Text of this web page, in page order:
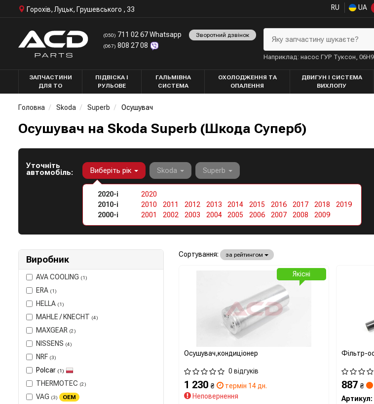
Горохів, Луцьк, Грушевського , 33 RU UA
(050) 711 02 67 Whatsapp
(067) 808 27 08
Зворотний дзвінок Яку запчастину шукаєте?
Наприклад: насос ГУР Туксон,
ЗАПЧАСТИНИ
ДЛЯ ТО
ПІДВІСКА І
РУЛЬОВЕ
ГАЛЬМІВНА
СИСТЕМА
ОХОЛОДЖЕННЯ ТА
ОПАЛЕННЯ
ДВИГУН І СИСТЕМА
ВИХЛОПУ
Головна Skoda Superb Осушувач
Осушувач на Skoda Superb (Шкода Суперб)
Уточніть
автомобіль: Виберіть рік
2020-і
2020
2010-і
2010 2011 2012 2013 2014 2015 2016 2017 2018
2019
2000-і
2001 2002 2003 2004 2005 2006 2007 2008 2009
Skoda Superb
Виробник
AVA COOLING (1)
ERA (1)
HELLA (1)
MAHLE / KNECHT (4)
MAXGEAR (2)
NISSENS (4)
NRF (3)
Polcar (1)
THERMOTEC (2)
VAG (3) OEM
Сортування: за рейтингом
Осушувач,кондиціонер
0 відгуків
1 230 ₴
термін 14 дн.
Неповернення
Якісні
Фільтр-
887₴
Артикул: